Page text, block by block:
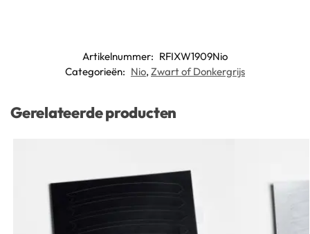
Artikelnummer: RFIXW1909Nio
Categorieën: Nio, Zwart of Donkergrijs
Gerelateerde producten